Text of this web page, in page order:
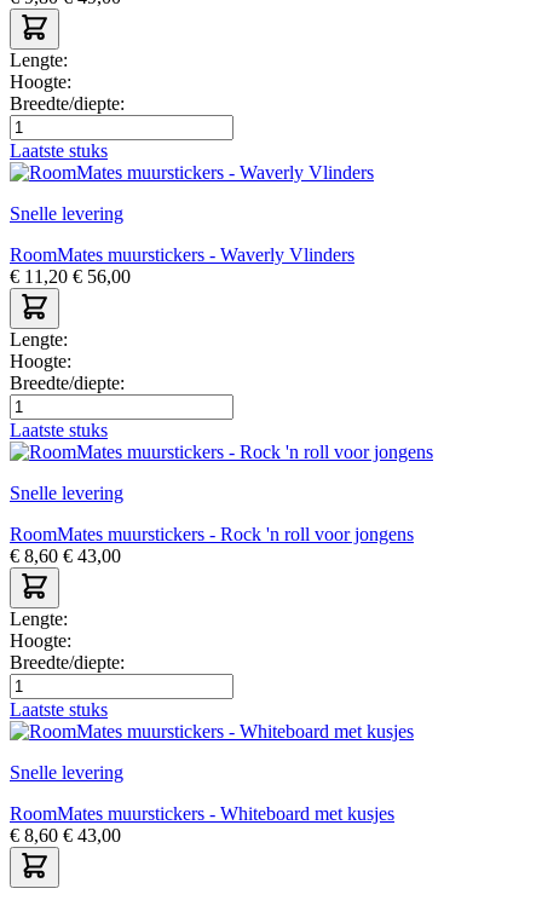
Lengte:
Hoogte:
Breedte/diepte:
Laatste stuks
Snelle levering
RoomMates muurstickers - Waverly Vlinders
€ 11,20 € 56,00
Lengte:
Hoogte:
Breedte/diepte:
Laatste stuks
Snelle levering
RoomMates muurstickers - Rock 'n roll voor jongens
€ 8,60 € 43,00
Lengte:
Hoogte:
Breedte/diepte:
Laatste stuks
Snelle levering
RoomMates muurstickers - Whiteboard met kusjes
€ 8,60 € 43,00